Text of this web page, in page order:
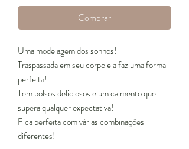
Comprar
Uma modelagem dos sonhos!
Traspassada em seu corpo ela faz uma forma
perfeita!
Tem bolsos deliciosos e um caimento que
supera qualquer expectativa!
Fica perfeita com várias combinações
diferentes!